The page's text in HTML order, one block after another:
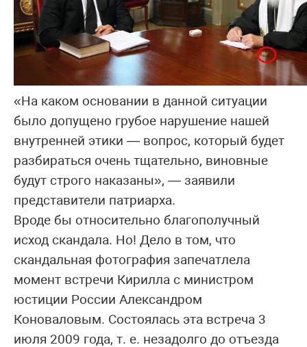
«На каком основании в данной ситуации
было допущено грубое нарушение нашей
внутренней этики — вопрос, который будет
разбираться очень тщательно, виновные
будут строго наказаны», — заявили
представители патриарха.
Вроде бы относительно благополучный
исход скандала. Но! Дело в том, что
скандальная фотография запечатлела
момент встречи Кирилла с министром
юстиции России Александром
Коноваловым. Состоялась эта встреча 3
июля 2009 года, т. е. незадолго до отъезда